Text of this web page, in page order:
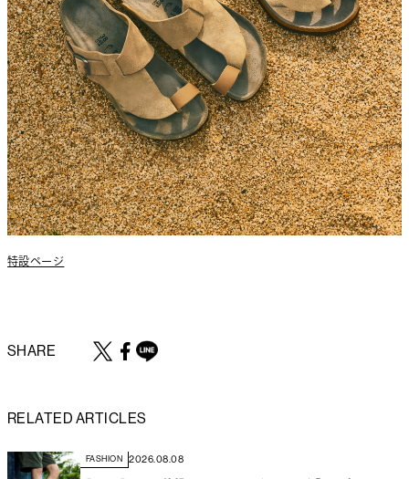
特設ページ
SHARE
RELATED ARTICLES
FASHION 2026.08.08